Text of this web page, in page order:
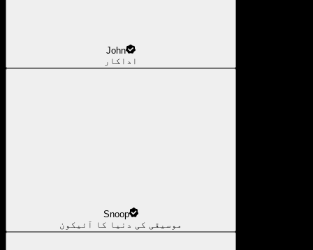
John
اداکار
Snoop
موسیقی کی دنیا کا آئیکون